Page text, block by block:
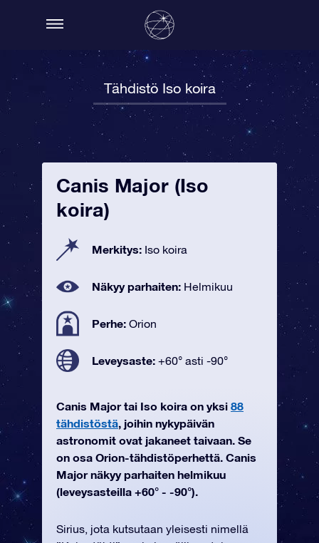
Tähdistö Iso koira
Canis Major (Iso
koira)
Merkitys: Iso koira
Näkyy parhaiten: Helmikuu
Perhe: Orion
Leveysaste: +60° asti -90°
Canis Major tai Iso koira on yksi 88
tähdistöstä, joihin nykypäivän
astronomit ovat jakaneet taivaan. Se
on osa Orion-tähdistöperhettä. Canis
Major näkyy parhaiten helmikuu
(leveysasteilla +60° - -90°).
Sirius, jota kutsutaan yleisesti nimellä